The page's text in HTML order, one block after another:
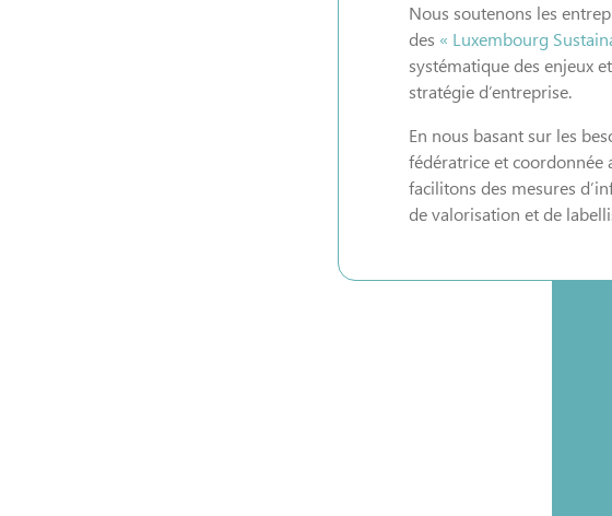
Nous soutenons les
des « Luxembourg
systématique des enjeux
stratégie d’entreprise.
En nous basant sur les
fédératrice et coordonnée
facilitons des mesures
de valorisation et de